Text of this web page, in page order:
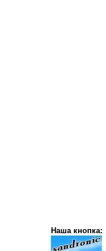
Наша кнопка: